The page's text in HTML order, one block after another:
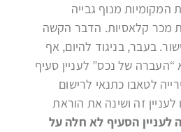
המקומיות מנוף גבייה
מכר קלאסיות. הדבר הקשה
בעבר, בניגוד להיום, אף
של נכס” לעניין סעיף
לטאבו כתנאי לרישום
זה ושינה את הוראת
לעניין הסעיף לא חלה על